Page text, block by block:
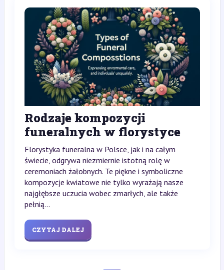
Rodzaje kompozycji
funeralnych w florystyce
Florystyka funeralna w Polsce, jak i na całym
świecie, odgrywa niezmiernie istotną rolę w
ceremoniach żałobnych. Te piękne i symboliczne
kompozycje kwiatowe nie tylko wyrażają nasze
najgłębsze uczucia wobec zmarłych, ale także
pełnią...
CZYTAJ DALEJ